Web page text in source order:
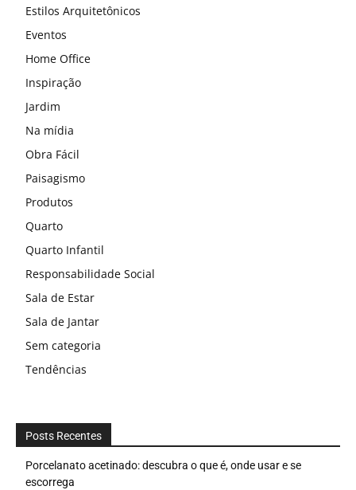
Estilos Arquitetônicos
Eventos
Home Office
Inspiração
Jardim
Na mídia
Obra Fácil
Paisagismo
Produtos
Quarto
Quarto Infantil
Responsabilidade Social
Sala de Estar
Sala de Jantar
Sem categoria
Tendências
Posts Recentes
Porcelanato acetinado: descubra o que é, onde usar e se
escorrega